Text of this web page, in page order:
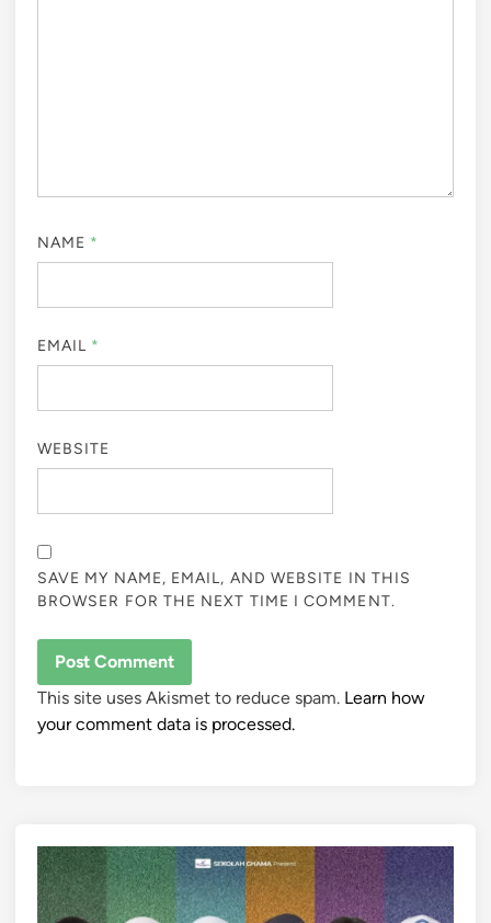
NAME *
EMAIL *
WEBSITE
SAVE MY NAME, EMAIL, AND WEBSITE IN THIS
BROWSER FOR THE NEXT TIME I COMMENT.
This site uses Akismet to reduce spam. Learn how
your comment data is processed.